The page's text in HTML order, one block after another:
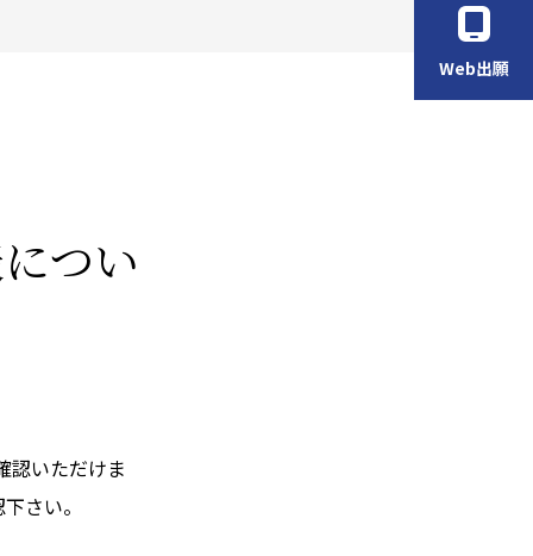
Web出願
つい
認いただけま
さい。